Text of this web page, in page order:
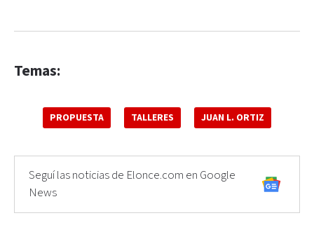
Temas:
PROPUESTA TALLERES JUAN L. ORTIZ
Seguí las noticias de Elonce.com en Google
News